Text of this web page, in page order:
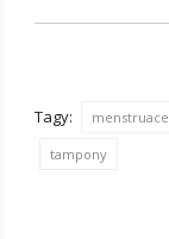
Tagy: menstruace
tampony